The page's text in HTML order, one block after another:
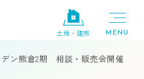
土地・建売
デン熊倉2期 相談・販売会開催